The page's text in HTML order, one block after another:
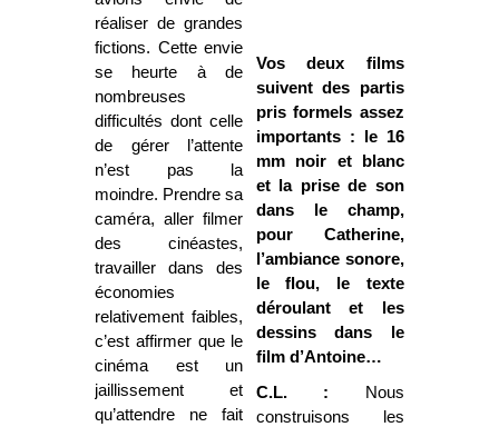
réaliser de grandes
fictions. Cette envie
se heurte à de
nombreuses
difficultés dont celle
de gérer l’attente
n’est pas la
moindre. Prendre sa
caméra, aller filmer
des cinéastes,
travailler dans des
économies
relativement faibles,
c’est affirmer que le
cinéma est un
jaillissement et
qu’attendre ne fait
Vos deux films
suivent des partis
pris formels assez
importants : le 16
mm noir et blanc
et la prise de son
dans le champ,
pour Catherine,
l’ambiance sonore,
le flou, le texte
déroulant et les
dessins dans le
film d’Antoine…
C.L. : Nous
construisons les